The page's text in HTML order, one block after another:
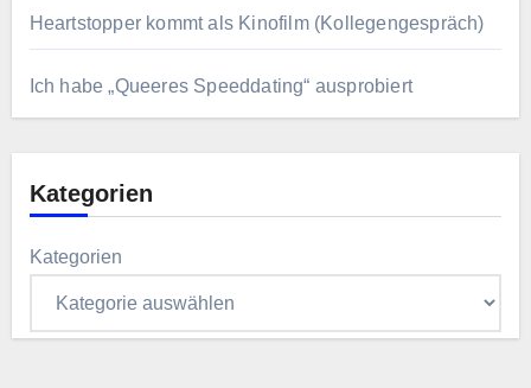
Heartstopper kommt als Kinofilm (Kollegengespräch)
Ich habe „Queeres Speeddating“ ausprobiert
Kategorien
Kategorien